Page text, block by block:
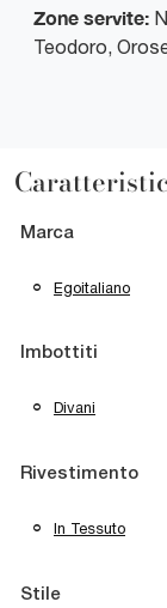
Zone servite:
Teodoro,
Marca
Egoitaliano
Imbottiti
Divani
Rivestimento
In Tessuto
Stile